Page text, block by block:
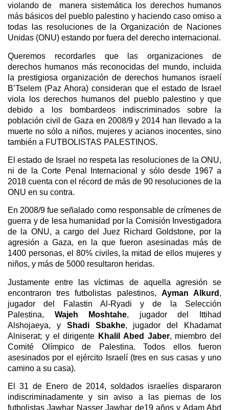
violando de manera sistemática los derechos humanos
más básicos del pueblo palestino y haciendo caso omiso a
todas las resoluciones de la Organización de Naciones
Unidas (ONU) estando por fuera del derecho internacional.
Queremos recordarles que las organizaciones de
derechos humanos más reconocidas del mundo, incluida
la prestigiosa organización de derechos humanos israelí
B’Tselem (Paz Ahora) consideran que el estado de Israel
viola los derechos humanos del pueblo palestino y que
debido a los bombardeos indiscriminados sobre la
población civil de Gaza en 2008/9 y 2014 han llevado a la
muerte no sólo a niños, mujeres y acianos inocentes, sino
también a FUTBOLISTAS PALESTINOS.
El estado de Israel no respeta las resoluciones de la ONU,
ni de la Corte Penal Internacional y sólo desde 1967 a
2018 cuenta con el récord de más de 90 resoluciones de la
ONU en su contra.
En 2008/9 fue señalado como responsable de crímenes de
guerra y de lesa humanidad por la Comisión Investigadora
de la ONU, a cargo del Juez Richard Goldstone, por la
agresión a Gaza, en la que fueron asesinadas más de
1400 personas, el 80% civiles, la mitad de ellos mujeres y
niños, y más de 5000 resultaron heridas.
Justamente entre las víctimas de aquella agresión se
encontraron tres futbolistas palestinos, Ayman Alkurd ,
jugador del Falastin Al-Ryadi y de la Selección
Palestina, Wajeh Moshtahe, jugador del Ittihad
Alshojaeya, y Shadi Sbakhe, jugador del Khadamat
Alniserat; y el dirigente Khalil Abed Jaber, miembro del
Comité Olímpico de Palestina. Todos ellos fueron
asesinados por el ejército Israelí (tres en sus casas y uno
camino a su casa).
El 31 de Enero de 2014, soldados israelíes dispararon
indiscriminadamente y sin aviso a las piernas de los
futbolistas Jawhar Nasser Jawhar de19 años y Adam Abd